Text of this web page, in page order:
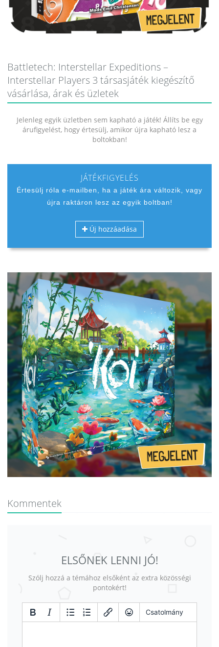
Battletech: Interstellar Expeditions –
Interstellar Players 3 társasjáték kiegészítő
vásárlása, árak és üzletek
Jelenleg egyik üzletben sem kapható a játék! Állíts be egy
árufigyelést, hogy értesülj, amikor újra kapható lesz a
boltokban!
JÁTÉKFIGYELÉS
Értesülj róla e-mailben, ha a játék ára változik, vagy
újra raktáron lesz az egyik boltban!
Új hozzáadása
Kommentek
ELSŐNEK LENNI JÓ!
Szólj hozzá a témához elsőként az extra közösségi
pontokért!
Csatolmány